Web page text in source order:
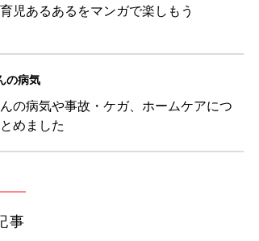
児あるあるをマンガで楽しもう
の病気
の病気や事故・ケガ、ホームケアにつ
めました
事